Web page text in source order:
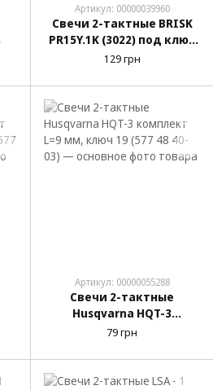
Артикул: 00000039960
Свечи 2-тактные BRISK
PR15Y.1K (3022) под ключ
19 (бензопила) (3022)
129 грн
Артикул: 00000055288
Свечи 2-тактные
Husqvarna HQT-3
комплект L=9 мм, ключ 19
79 грн